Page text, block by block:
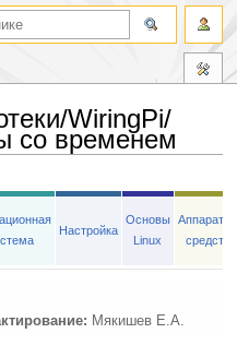
WiringPi/
со временем
Настройка
Основы
Linux
средства
Мякишев Е.А.